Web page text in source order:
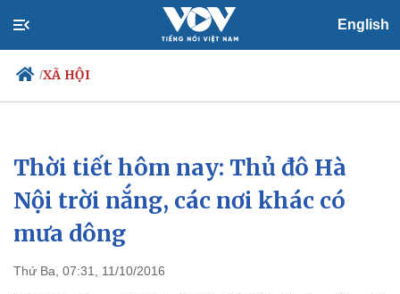
English
/XÃ HỘI
Chính trị
Đảng
Tổ chức nhân sự
Quốc hội
Nhận diện sự thật
Xã hội
Tin 24h
Dự báo thời tiết
Thời tiết hôm nay: Thủ đô Hà
Nội trời nắng, các nơi khác có
mưa dông
Thứ Ba, 07:31, 11/10/2016